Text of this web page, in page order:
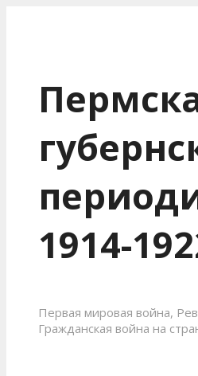
1914-
Первая мировая война,
Гражданская война на